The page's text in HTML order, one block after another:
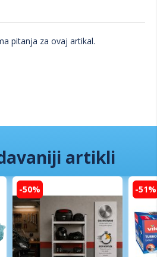
pitanja za ovaj artikal.
artikli
-50% -51%